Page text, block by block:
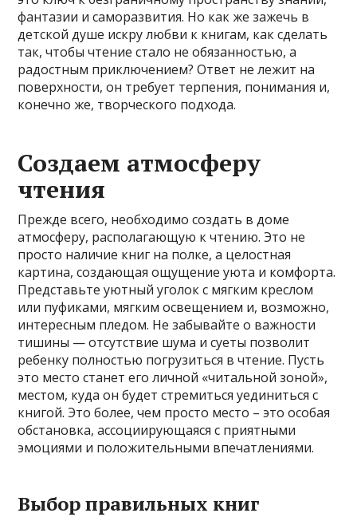
фантазии и саморазвития. Но как же зажечь в
детской душе искру любви к книгам, как сделать
так, чтобы чтение стало не обязанностью, а
радостным приключением? Ответ не лежит на
поверхности, он требует терпения, понимания и,
конечно же, творческого подхода.
Создаем атмосферу
чтения
Прежде всего, необходимо создать в доме
атмосферу, располагающую к чтению. Это не
просто наличие книг на полке, а целостная
картина, создающая ощущение уюта и комфорта.
Представьте уютный уголок с мягким креслом
или пуфиками, мягким освещением и, возможно,
интересным пледом. Не забывайте о важности
тишины — отсутствие шума и суеты позволит
ребенку полностью погрузиться в чтение. Пусть
это место станет его личной «читальной зоной»,
местом, куда он будет стремиться уединиться с
книгой. Это более, чем просто место – это особая
обстановка, ассоциирующаяся с приятными
эмоциями и положительными впечатлениями.
Выбор правильных книг